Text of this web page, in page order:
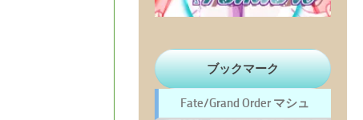
ブックマーク
Fate/Grand Order マシュ